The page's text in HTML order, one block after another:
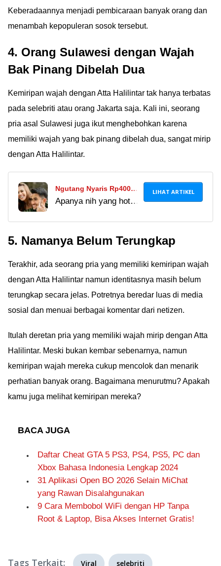
Keberadaannya menjadi pembicaraan banyak orang dan
menambah kepopuleran sosok tersebut.
4. Orang Sulawesi dengan Wajah
Bak Pinang Dibelah Dua
Kemiripan wajah dengan Atta Halilintar tak hanya terbatas
pada selebriti atau orang Jakarta saja. Kali ini, seorang
pria asal Sulawesi juga ikut menghebohkan karena
memiliki wajah yang bak pinang dibelah dua, sangat mirip
dengan Atta Halilintar.
Ngutang Nyaris Rp400
Juta, Ini Alasan Sabda
Hot!
Apanya nih yang hot?
LIHAT ARTIKEL
5. Namanya Belum Terungkap
Terakhir, ada seorang pria yang memiliki kemiripan wajah
dengan Atta Halilintar namun identitasnya masih belum
terungkap secara jelas. Potretnya beredar luas di media
sosial dan menuai berbagai komentar dari netizen.
Itulah deretan pria yang memiliki wajah mirip dengan Atta
Halilintar. Meski bukan kembar sebenarnya, namun
kemiripan wajah mereka cukup mencolok dan menarik
perhatian banyak orang. Bagaimana menurutmu? Apakah
kamu juga melihat kemiripan mereka?
BACA JUGA
Daftar Cheat GTA 5 PS3, PS4, PS5, PC dan
Xbox Bahasa Indonesia Lengkap 2024
31 Aplikasi Open BO 2026 Selain MiChat
yang Rawan Disalahgunakan
9 Cara Membobol WiFi dengan HP Tanpa
Root & Laptop, Bisa Akses Internet Gratis!
Tags Terkait: Viral selebriti